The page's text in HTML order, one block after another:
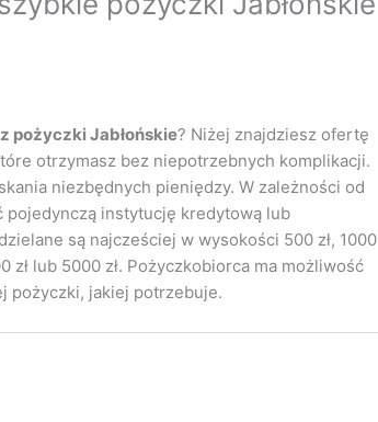
pożyczki Jabłońskie? Niżej znajdziesz ofertę
otrzymasz bez niepotrzebnych komplikacji.
niezbędnych pieniędzy. W zależności od
instytucję kredytową lub
są najcześciej w wysokości 500 zł, 1000
zł lub 5000 zł. Pożyczkobiorca ma możliwość
pożyczki, jakiej potrzebuje.